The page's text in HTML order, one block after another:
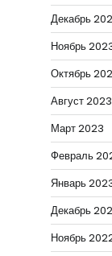
Декабрь
Ноябрь
Октябрь
Август 2023
Март 2023
Февраль
Январь
Декабрь
Ноябрь